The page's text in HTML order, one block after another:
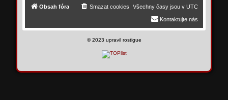
Obsah fóra Všechny časy jsou v UTC
Smazat cookies
Kontaktujte nás
©2023 upravil rostigue